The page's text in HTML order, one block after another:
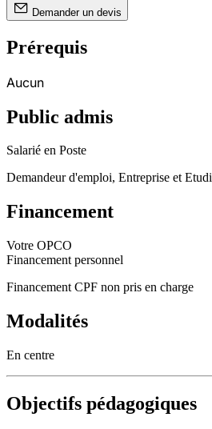
Demander un devis
Prérequis
Aucun
Public admis
Salarié en Poste
Demandeur d'emploi, Entreprise et
Financement
Votre OPCO
Financement personnel
Financement CPF non pris en charge
Modalités
En centre
Objectifs pédagogiques